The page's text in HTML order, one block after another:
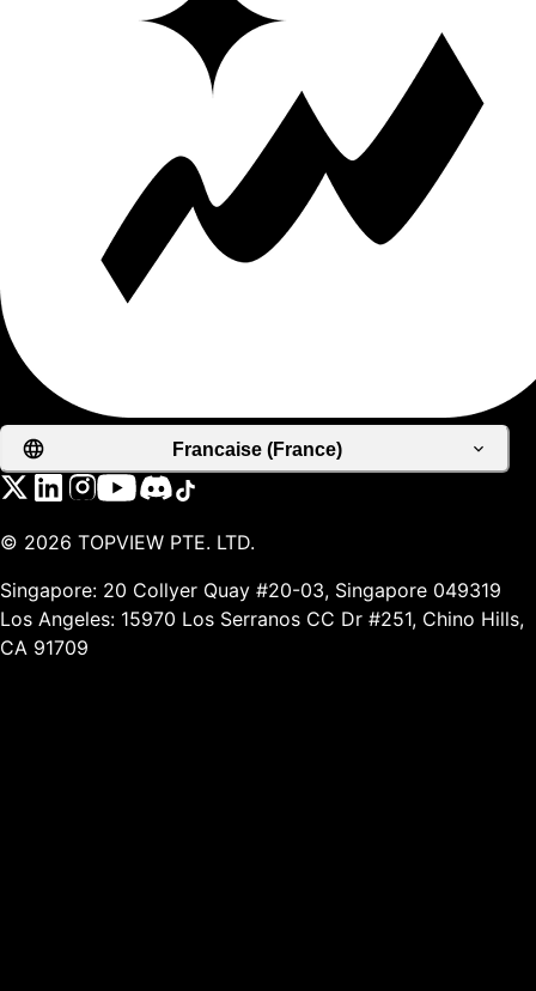
Francaise (France)
© 2026 TOPVIEW PTE. LTD.
Singapore: 20 Collyer Quay #20-03, Singapore 049319
Los Angeles: 15970 Los Serranos CC Dr #251, Chino Hills,
CA 91709